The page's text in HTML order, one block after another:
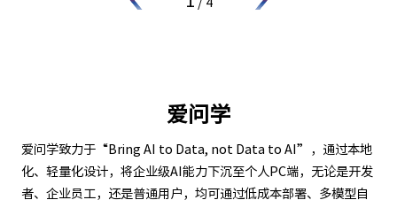
爱问学
爱问学致力于“Bring AI to Data, not Data to AI”，通过本地
化、轻量化设计，将企业级AI能力下沉至个人PC端，无论是开发
者、企业员工，还是普通用户，均可通过低成本部署、多模型自